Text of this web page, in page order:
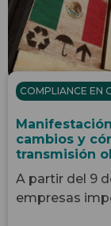
COMPLIANCE EN
cambios y
transmisión
A partir del 9
empresas